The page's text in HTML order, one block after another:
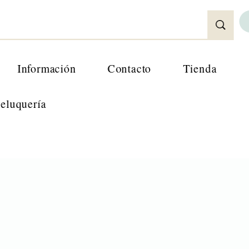
Información Contacto Tienda